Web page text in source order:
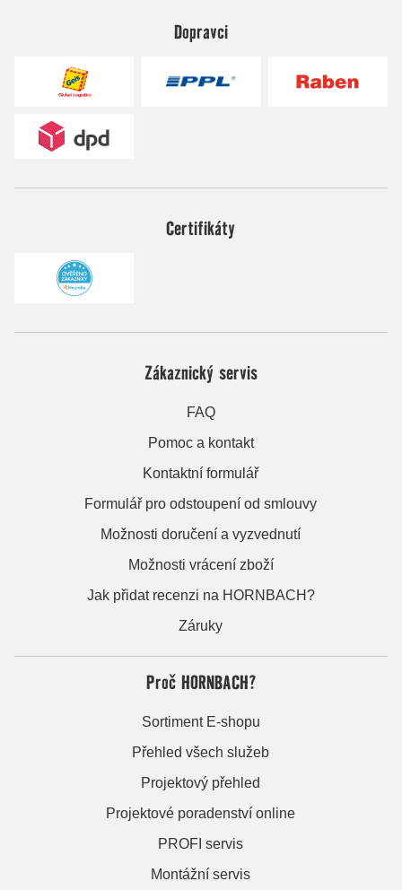
Dopravci
Certifikáty
Zákaznický servis
FAQ
Pomoc a kontakt
Kontaktní formulář
Formulář pro odstoupení od smlouvy
Možnosti doručení a vyzvednutí
Možnosti vrácení zboží
Jak přidat recenzi na HORNBACH?
Záruky
Proč HORNBACH?
Sortiment E-shopu
Přehled všech služeb
Projektový přehled
Projektové poradenství online
PROFI servis
Montážní servis